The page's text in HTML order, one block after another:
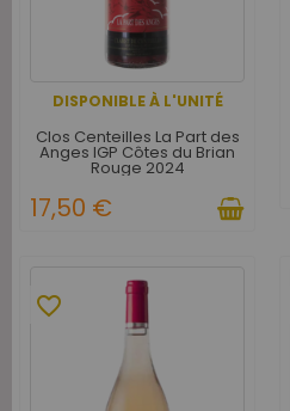
DISPONIBLE À L'UNITÉ
Clos Centeilles La Part des
Anges IGP Côtes du Brian
Rouge 2024
17,50 €
favorite_border